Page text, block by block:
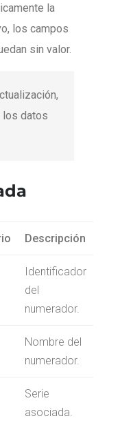
la
los campos
sin valor.
los datos
Descripción
Identificador
del
numerador.
Nombre del
numerador.
Serie
asociada.